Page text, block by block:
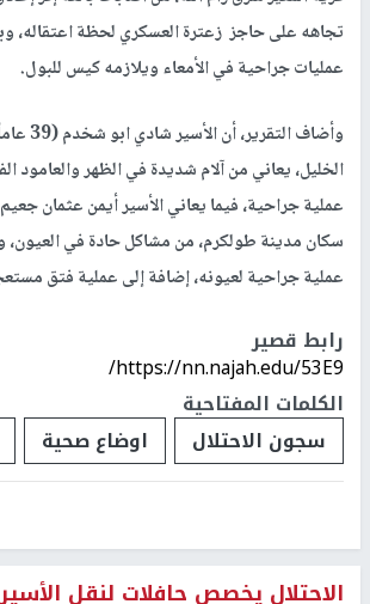
تجاهه على حاجز زعترة العسكري لحظة اعتقاله،
عمليات جراحية في الأمعاء ويلازمه كيس للبول.
وأضاف
الخليل، يعاني من آلام شديدة في الظهر والعامود
سكان مدينة طولكرم، من مشاكل حادة في العيون،
عملية جراحية لعيونه، إضافة إلى عملية فتق
رابط قصير
https://nn.najah.edu/53E9/
الكلمات المفتاحية
سجون الاحتلال
اوضاع صحية
الاحتلال يخصص حافلات لنقل